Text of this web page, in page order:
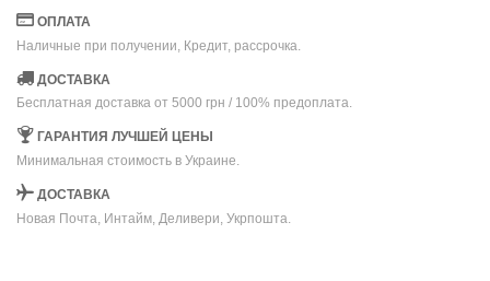
ОПЛАТА
Наличные при получении, Кредит, рассрочка.
ДОСТАВКА
Бесплатная доставка от 5000 грн / 100% предоплата.
ГАРАНТИЯ ЛУЧШЕЙ ЦЕНЫ
Минимальная стоимость в Украине.
ДОСТАВКА
Новая Почта, Интайм, Деливери, Укрпошта.